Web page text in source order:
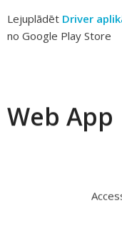
Lejuplādēt Driver
no Google Play Store
Web App